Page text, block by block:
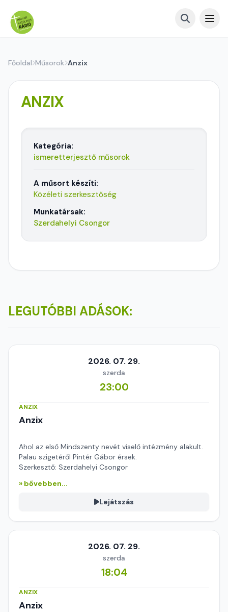
Főoldal Műsorok Anzix
ANZIX
Kategória:
ismeretterjesztő műsorok
A műsort készíti:
Közéleti szerkesztőség
Munkatársak:
Szerdahelyi Csongor
LEGUTÓBBI ADÁSOK:
2026. 07. 29.
szerda
23:00
ANZIX
Anzix
Ahol az első Mindszenty nevét viselő intézmény alakult.
Palau szigetéről Pintér Gábor érsek.
Szerkesztő: Szerdahelyi Csongor
» bővebben...
Lejátszás
2026. 07. 29.
szerda
18:04
ANZIX
Anzix